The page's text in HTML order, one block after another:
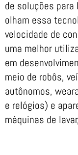
de soluções
olham essa
velocidade de
uma melhor
em
meio de robôs,
autônomos,
e relógios) e
máquinas de